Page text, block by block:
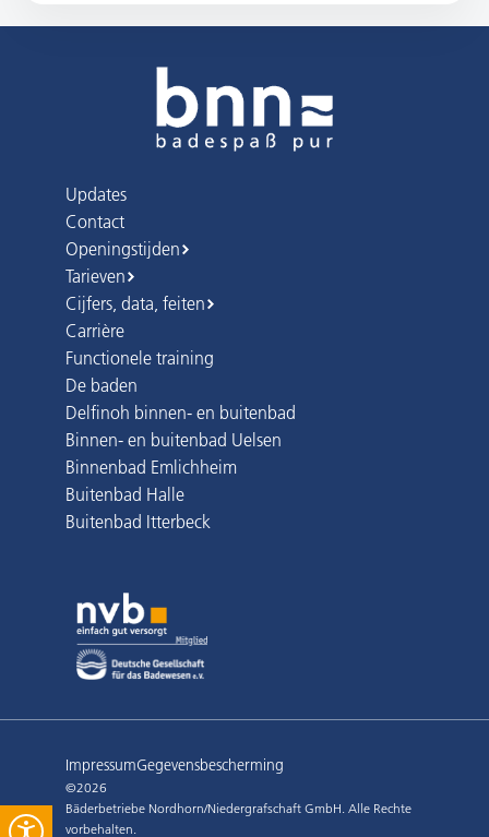
Updates
Contact
Openingstijden
Tarieven
Cijfers, data, feiten
Carrière
Functionele training
De baden
Delfinoh binnen- en buitenbad
Binnen- en buitenbad Uelsen
Binnenbad Emlichheim
Buitenbad Halle
Buitenbad Itterbeck
©2026
Bäderbetriebe Nordhorn/Niedergrafschaft GmbH. Alle Rechte
vorbehalten.
ImpressumGegevensbescherming